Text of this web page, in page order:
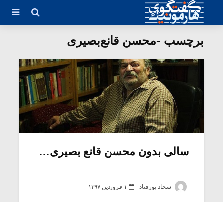
برچسب -محسن قانع‌بصیری
سالی بدون محسن قانع بصیری…
سجاد پورقناد ۱ فروردین ۱۳۹۷